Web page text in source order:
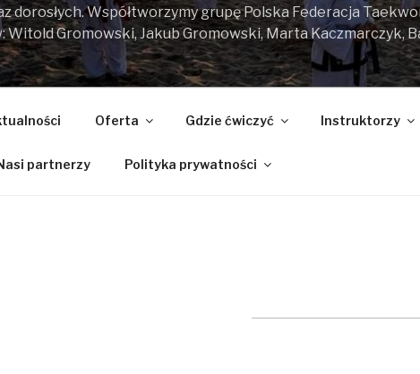
dorosłych. Współtworzymy grupę Polska Federacja
Gromowski, Jakub Gromowski, Marta Kaczmarczyk,
Oferta Gdzie ćwiczyć Instruktorzy
partnerzy Polityka prywatności